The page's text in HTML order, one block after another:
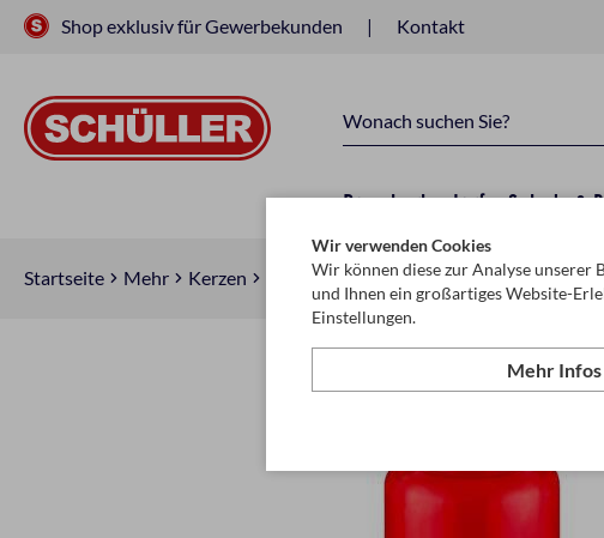
Shop exklusiv für Gewerbekunden Kontakt
Raucherbedarf Schule &
Startseite Mehr Kerzen Grablichter
Wir verwenden Cookies
Wir können diese zur Analyse unserer
und Ihnen ein großartiges Website-
Einstellungen.
Mehr Infos